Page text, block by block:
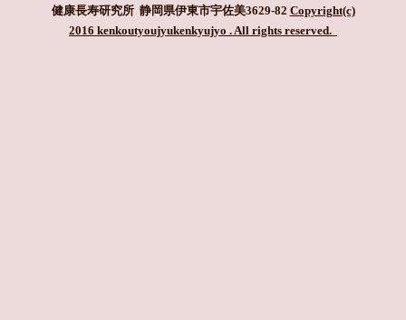
健康長寿研究所 静岡県伊東市宇佐美3629-82 Copyright(c)
2016 kenkoutyoujyukenkyujyo . All rights reserved.